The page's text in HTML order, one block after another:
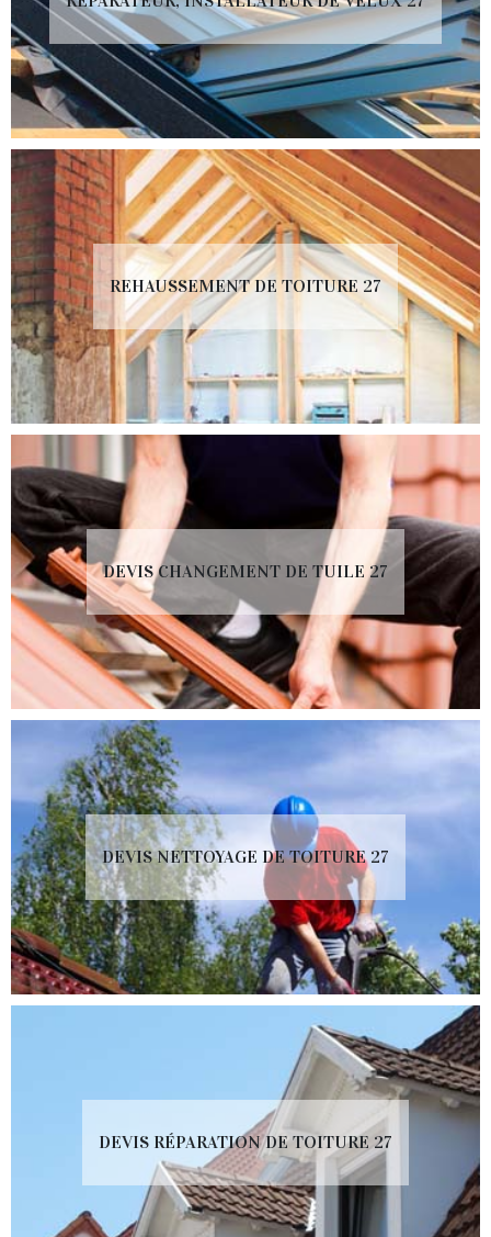
REHAUSSEMENT DE TOITURE 27
DEVIS CHANGEMENT DE TUILE 27
DEVIS NETTOYAGE DE TOITURE 27
DEVIS RÉPARATION DE TOITURE 27